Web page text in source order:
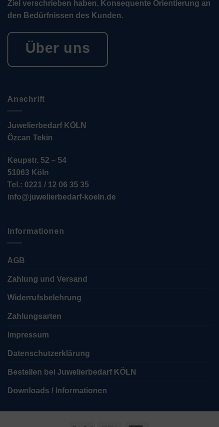
Ziel verschrieben haben. Konsequente Orientierung an
den Bedürfnissen des Kunden.
Über uns
Anschrift
Juwelierbedarf KÖLN
Özcan Tekin
Keupstr. 52 – 54
51063 Köln
Tel.: 0221 / 12 06 35 35
info@juwelierbedarf-koeln.de
Informationen
AGB
Zahlung und Versand
Widerrufsbelehrung
Zahlungsarten
Impressum
Datenschutzerklärung
Bestellen bei Juwelierbedarf KÖLN
Downloads / Informationen